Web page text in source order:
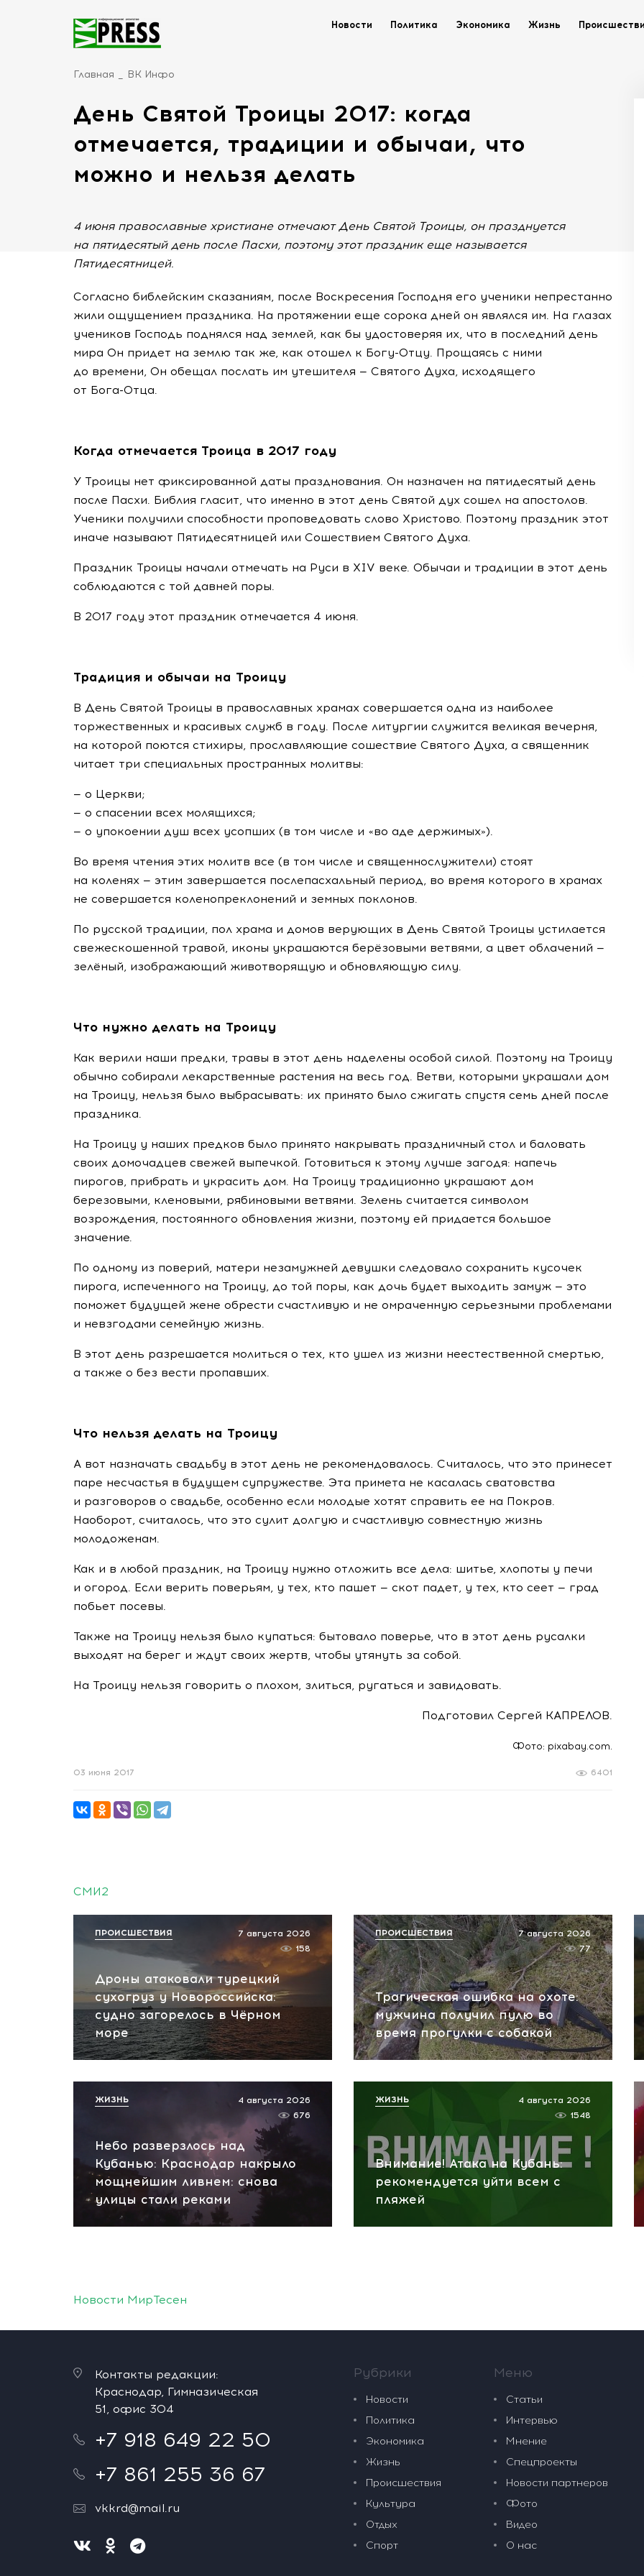
Новости Политика Экономика Жизнь
Главная ВК Инфо
День Святой Троицы 2017: когда
отмечается, традиции и обычаи, что
можно и нельзя делать
4 июня православные христиане отмечают День Святой Троицы, он празднуется
на пятидесятый день после Пасхи, поэтому этот праздник еще называется
Пятидесятницей.
Согласно библейским сказаниям, после Воскресения Господня его ученики непрестанно
жили ощущением праздника. На протяжении еще сорока дней он являлся им. На глазах
учеников Господь поднялся над землей, как бы удостоверяя их, что в последний день
мира Он придет на землю так же, как отошел к Богу-Отцу. Прощаясь с ними
до времени, Он обещал послать им утешителя — Святого Духа, исходящего
от Бога-Отца.
Когда отмечается Троица в 2017 году
У Троицы нет фиксированной даты празднования. Он назначен на пятидесятый день
после Пасхи. Библия гласит, что именно в этот день Святой дух сошел на апостолов.
Ученики получили способности проповедовать слово Христово. Поэтому праздник этот
иначе называют Пятидесятницей или Сошествием Святого Духа.
Праздник Троицы начали отмечать на Руси в XIV веке. Обычаи и традиции в этот день
соблюдаются с той давней поры.
В 2017 году этот праздник отмечается 4 июня.
Традиция и обычаи на Троицу
В День Святой Троицы в православных храмах совершается одна из наиболее
торжественных и красивых служб в году. После литургии служится великая вечерня,
на которой поются стихиры, прославляющие сошествие Святого Духа, а священник
читает три специальных пространных молитвы:
— о Церкви;
— о спасении всех молящихся;
— о упокоении душ всех усопших (в том числе и «во аде держимых»).
Во время чтения этих молитв все (в том числе и священнослужители) стоят
на коленях — этим завершается послепасхальный период, во время которого в храмах
не совершается коленопреклонений и земных поклонов.
По русской традиции, пол храма и домов верующих в День Святой Троицы устилается
свежескошенной травой, иконы украшаются берёзовыми ветвями, а цвет облачений —
зелёный, изображающий животворящую и обновляющую силу.
Что нужно делать на Троицу
Как верили наши предки, травы в этот день наделены особой силой. Поэтому на Троицу
обычно собирали лекарственные растения на весь год. Ветви, которыми украшали дом
на Троицу, нельзя было выбрасывать: их принято было сжигать спустя семь дней после
праздника.
На Троицу у наших предков было принято накрывать праздничный стол и баловать
своих домочадцев свежей выпечкой. Готовиться к этому лучше загодя: напечь
пирогов, прибрать и украсить дом. На Троицу традиционно украшают дом
березовыми, кленовыми, рябиновыми ветвями. Зелень считается символом
возрождения, постоянного обновления жизни, поэтому ей придается большое
значение.
По одному из поверий, матери незамужней девушки следовало сохранить кусочек
пирога, испеченного на Троицу, до той поры, как дочь будет выходить замуж — это
поможет будущей жене обрести счастливую и не омраченную серьезными проблемами
и невзгодами семейную жизнь.
В этот день разрешается молиться о тех, кто ушел из жизни неестественной смертью,
а также о без вести пропавших.
Что нельзя делать на Троицу
А вот назначать свадьбу в этот день не рекомендовалось. Считалось, что это принесет
паре несчастья в будущем супружестве. Эта примета не касалась сватовства
и разговоров о свадьбе, особенно если молодые хотят справить ее на Покров.
Наоборот, считалось, что это сулит долгую и счастливую совместную жизнь
молодоженам.
Как и в любой праздник, на Троицу нужно отложить все дела: шитье, хлопоты у печи
и огород. Если верить поверьям, у тех, кто пашет — скот падет, у тех, кто сеет — град
побьет посевы.
Также на Троицу нельзя было купаться: бытовало поверье, что в этот день русалки
выходят на берег и ждут своих жертв, чтобы утянуть за собой.
На Троицу нельзя говорить о плохом, злиться, ругаться и завидовать.
Подготовил Сергей КАПРЕЛОВ.
Фото: pixabay.com.
6401
03 июня 2017
СМИ2
Дроны атаковали турецкий
сухогруз у Новороссийска:
судно загорелось в Чёрном
море
7 августа 2026
158
ПРОИСШЕСТВИЯ
Трагическая ошибка на охоте:
мужчина получил пулю во
время прогулки с собакой
7 августа 2026
77
ПРОИСШЕСТВИЯ
Небо разверзлось над
Кубанью: Краснодар накрыло
мощнейшим ливнем: снова
улицы стали реками
4 августа 2026
676
ЖИЗНЬ
Внимание! Атака на Кубань:
рекомендуется уйти всем с
пляжей
4 августа 2026
1548
ЖИЗНЬ
Новости МирТесен
Контакты редакции:
Краснодар, Гимназическая
51, офис 304
+7 918 649 22 50
+7 861 255 36 67
vkkrd@mail.ru
Рубрики
Новости
Политика
Экономика
Жизнь
Происшествия
Культура
Отдых
Спорт
Меню
Статьи
Интервью
Мнение
Спецпроекты
Новости партнеров
Фото
Видео
О нас